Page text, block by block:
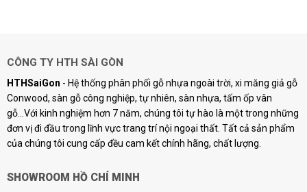
CÔNG TY HTH SÀI GÒN
HTHSaiGon - Hệ thống phân phối gỗ nhựa ngoài trời, xi măng giả gỗ
Conwood, sàn gỗ công nghiệp, tự nhiên, sàn nhựa, tấm ốp vân
gỗ...Với kinh nghiệm hơn 7 năm, chúng tôi tự hào là một trong những
đơn vị đi đầu trong lĩnh vực trang trí nội ngoại thất. Tất cả sản phẩm
của chúng tôi cung cấp đều cam kết chính hãng, chất lượng.
SHOWROOM HỒ CHÍ MINH